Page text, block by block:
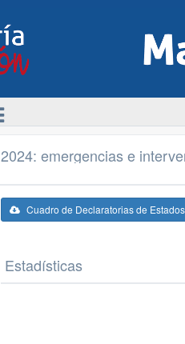
2024: emergencias e
Cuadro de Declaratorias de
Estadísticas